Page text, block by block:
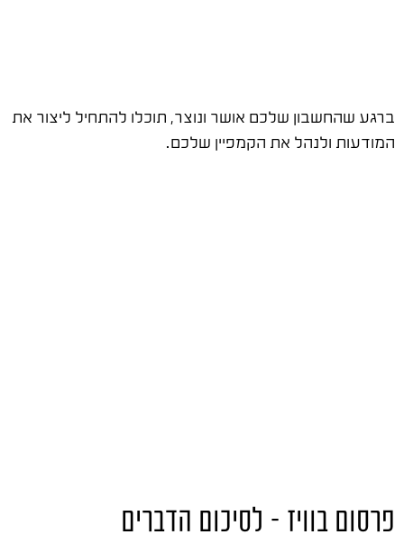
ברגע שהחשבון שלכם אושר ונוצר, תוכלו להתחיל ליצור את
המודעות ולנהל את הקמפיין שלכם.
פרסום בוויז – לסיכום הדברים